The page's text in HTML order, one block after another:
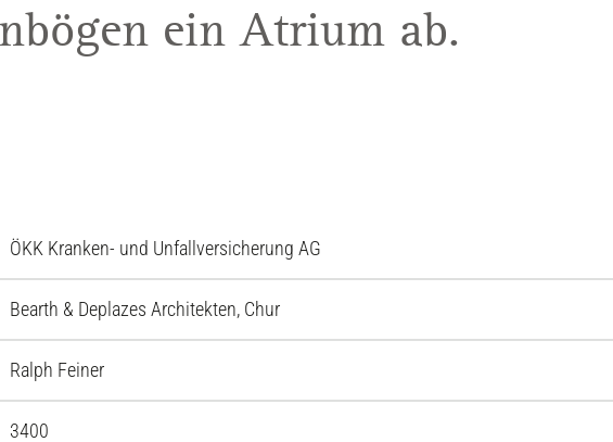
ein Atrium ab.
ÖKK Kranken- und Unfallversicherung AG
Bearth & Deplazes Architekten, Chur
Ralph Feiner
3400